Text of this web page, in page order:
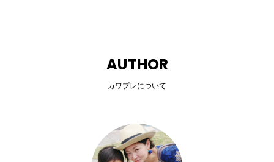
AUTHOR
カワプレについて